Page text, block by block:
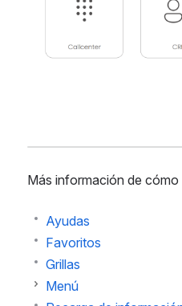
Más información de cómo
Ayudas
Favoritos
Grillas
Menú